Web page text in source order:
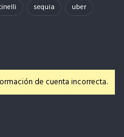
sequia uber
de cuenta incorrecta.